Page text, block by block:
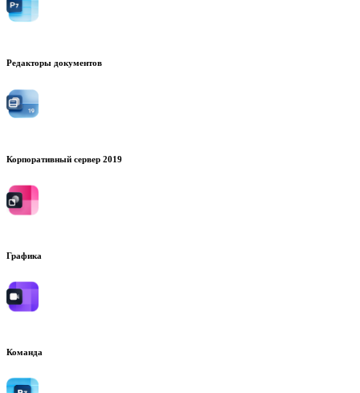
Редакторы документов
Корпоративный сервер 2019
Графика
Команда